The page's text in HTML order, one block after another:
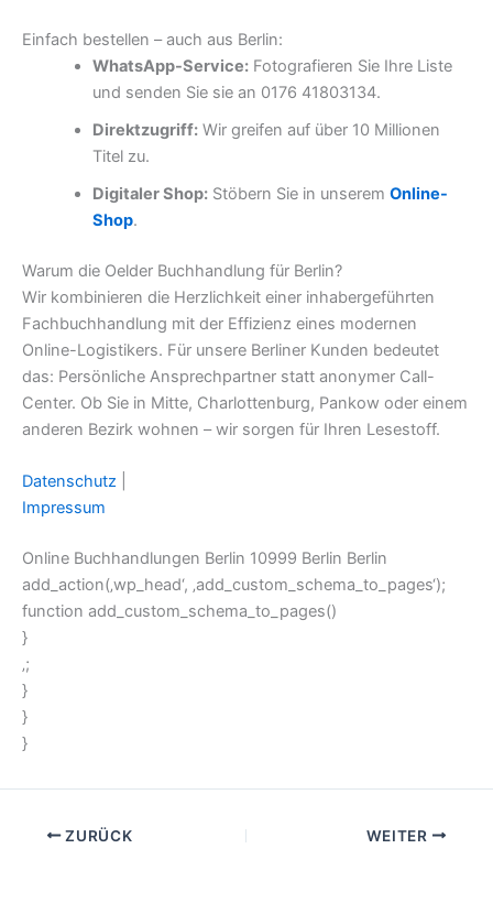
Einfach bestellen – auch aus Berlin:
WhatsApp-Service:Fotografieren Sie Ihre Liste
und senden Sie sie an 0176 41803134.
Direktzugriff:Wir greifen auf über 10 Millionen
Titel zu.
Digitaler Shop:Stöbern Sie in unserem Online-
Shop.
Warum die Oelder Buchhandlung für Berlin?
Wir kombinieren die Herzlichkeit einer inhabergeführten
Fachbuchhandlung mit der Effizienz eines modernen
Online-Logistikers. Für unsere Berliner Kunden bedeutet
das: Persönliche Ansprechpartner statt anonymer Call-
Center. Ob Sie in Mitte, Charlottenburg, Pankow oder einem
anderen Bezirk wohnen – wir sorgen für Ihren Lesestoff.
Datenschutz
Impressum
Online Buchhandlungen Berlin 10999 Berlin Berlin
add_action(‚wp_head‘, ‚add_custom_schema_to_pages‘);
function add_custom_schema_to_pages()
}
‚;
}
}
}
ZURÜCK WEITER